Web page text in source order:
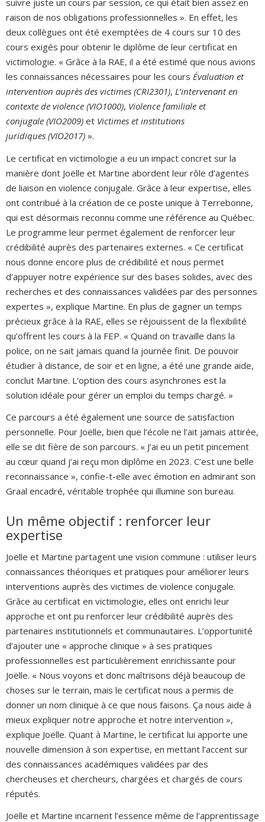
suivre juste un cours par session, ce qui était bien assez en
raison de nos obligations professionnelles ». En effet, les
deux collègues ont été exemptées de 4 cours sur 10 des
cours exigés pour obtenir le diplôme de leur certificat en
victimologie. « Grâce à la RAE, il a été estimé que nous avions
les connaissances nécessaires pour les cours Évaluation et
intervention auprès des victimes (CRI2301), L’intervenant en
contexte de violence (VIO1000), Violence familiale et
conjugale (VIO2009) et Victimes et institutions
juridiques (VIO2017) ».
Le certificat en victimologie a eu un impact concret sur la
manière dont Joëlle et Martine abordent leur rôle d’agentes
de liaison en violence conjugale. Grâce à leur expertise, elles
ont contribué à la création de ce poste unique à Terrebonne,
qui est désormais reconnu comme une référence au Québec.
Le programme leur permet également de renforcer leur
crédibilité auprès des partenaires externes. « Ce certificat
nous donne encore plus de crédibilité et nous permet
d’appuyer notre expérience sur des bases solides, avec des
recherches et des connaissances validées par des personnes
expertes », explique Martine. En plus de gagner un temps
précieux grâce à la RAE, elles se réjouissent de la flexibilité
qu’offrent les cours à la FEP. « Quand on travaille dans la
police, on ne sait jamais quand la journée finit. De pouvoir
étudier à distance, de soir et en ligne, a été une grande aide,
conclut Martine. L’option des cours asynchrones est la
solution idéale pour gérer un emploi du temps chargé. »
Ce parcours a été également une source de satisfaction
personnelle. Pour Joëlle, bien que l’école ne l’ait jamais attirée,
elle se dit fière de son parcours. « J’ai eu un petit pincement
au cœur quand j’ai reçu mon diplôme en 2023. C’est une belle
reconnaissance », confie-t-elle avec émotion en admirant son
Graal encadré, véritable trophée qui illumine son bureau.
Un même objectif : renforcer leur
expertise
Joëlle et Martine partagent une vision commune : utiliser leurs
connaissances théoriques et pratiques pour améliorer leurs
interventions auprès des victimes de violence conjugale.
Grâce au certificat en victimologie, elles ont enrichi leur
approche et ont pu renforcer leur crédibilité auprès des
partenaires institutionnels et communautaires. L’opportunité
d’ajouter une « approche clinique » à ses pratiques
professionnelles est particulièrement enrichissante pour
Joëlle. « Nous voyons et donc maîtrisons déjà beaucoup de
choses sur le terrain, mais le certificat nous a permis de
donner un nom clinique à ce que nous faisons. Ça nous aide à
mieux expliquer notre approche et notre intervention »,
explique Joëlle. Quant à Martine, le certificat lui apporte une
nouvelle dimension à son expertise, en mettant l’accent sur
des connaissances académiques validées par des
chercheuses et chercheurs, chargées et chargés de cours
réputés.
Joëlle et Martine incarnent l’essence même de l’apprentissage